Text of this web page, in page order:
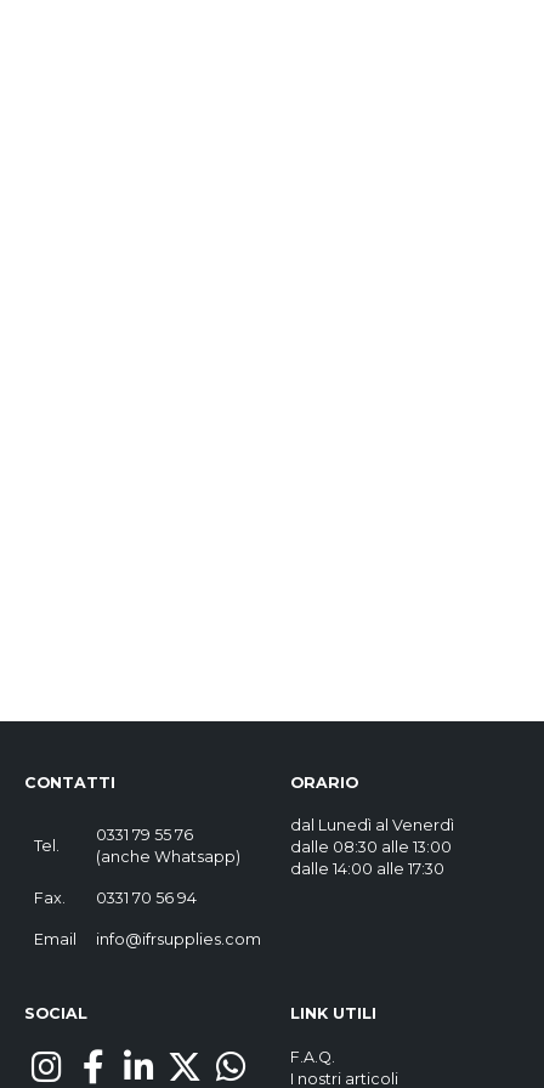
CONTATTI
Tel.
0331 79 55 76
(anche Whatsapp)
Fax. 0331 70 56 94
Email info@ifrsupplies.com
ORARIO
dal Lunedì al Venerdì
dalle 08:30 alle 13:00
dalle 14:00 alle 17:30
SOCIAL LINK UTILI
F.A.Q.
I nostri articoli